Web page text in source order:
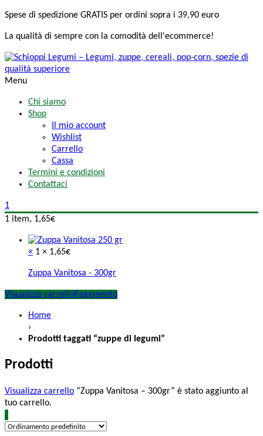
Spese di spedizione GRATIS per ordini sopra i 39,90 euro
La qualità di sempre con la comodità dell'ecommerce!
Menu
Chi siamo
Shop
Il mio account
Wishlist
Carrello
Cassa
Termini e condizioni
Contattaci
1
1 item, 1,65€
× 1 × 1,65€
Zuppa Vanitosa - 300gr
Visualizza carrelloPagamento
Home
›
Prodotti taggati “zuppe di legumi”
Prodotti
Visualizza carrello “Zuppa Vanitosa – 300gr” è stato aggiunto al
tuo carrello.